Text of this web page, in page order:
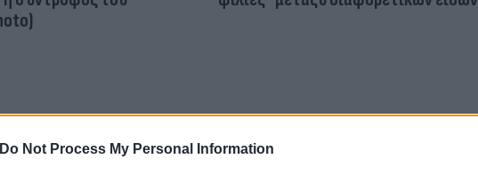
Do Not Process My Personal Information